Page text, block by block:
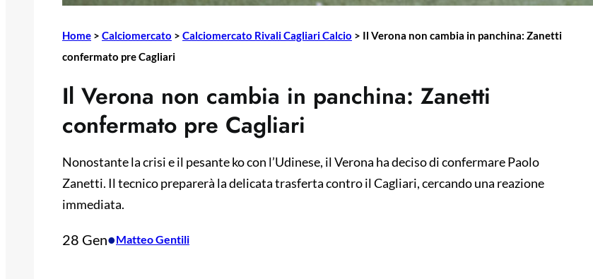
Home > Calciomercato > Calciomercato Rivali Cagliari Calcio > Il Verona non cambia in panchina: Zanetti
confermato pre Cagliari
Il Verona non cambia in panchina: Zanetti
confermato pre Cagliari
Nonostante la crisi e il pesante ko con l’Udinese, il Verona ha deciso di confermare Paolo
Zanetti. Il tecnico preparerà la delicata trasferta contro il Cagliari, cercando una reazione
immediata.
28 Gen•Matteo Gentili